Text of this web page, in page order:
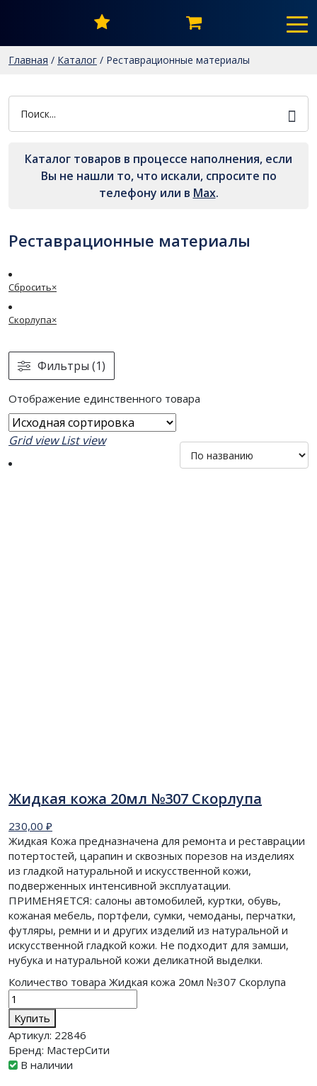
Главная / Каталог / Реставрационные материалы
Каталог товаров в процессе наполнения, если
Вы не нашли то, что искали, спросите по
телефону или в Мах.
Реставрационные материалы
Сбросить×
Скорлупа×
Фильтры (1)
Отображение единственного товара
Grid view List view
Жидкая кожа 20мл №307 Скорлупа
230,00 ₽
Жидкая Кожа предназначена для ремонта и реставрации
потертостей, царапин и сквозных порезов на изделиях
из гладкой натуральной и искусственной кожи,
подверженных интенсивной эксплуатации.
ПРИМЕНЯЕТСЯ: салоны автомобилей, куртки, обувь,
кожаная мебель, портфели, сумки, чемоданы, перчатки,
футляры, ремни и и других изделий из натуральной и
искусственной гладкой кожи. Не подходит для замши,
нубука и натуральной кожи деликатной выделки.
Количество товара Жидкая кожа 20мл №307 Скорлупа
Купить
Артикул: 22846
Бренд: МастерСити
В наличии